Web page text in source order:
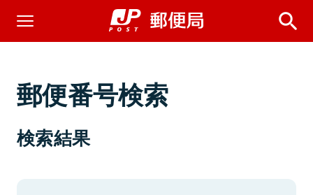
郵便番号検索
検索結果